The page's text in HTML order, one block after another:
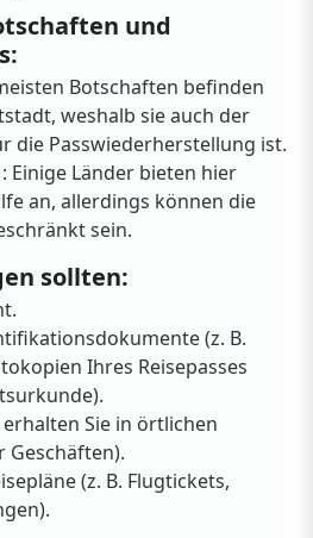
und
Botschaften befinden
weshalb sie auch der
die Passwiederherstellung ist.
: Einige Länder bieten hier
an, allerdings können die
sein.
sollten:
(z. B.
Ihres Reisepasses
Sie in örtlichen
Geschäften).
(z. B. Flugtickets,